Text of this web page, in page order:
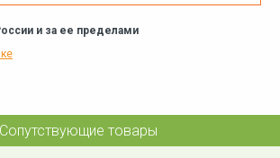
и за ее пределами
Сопутствующие товары